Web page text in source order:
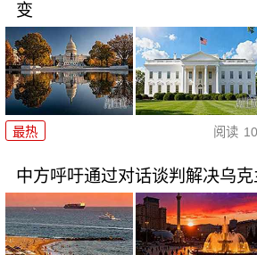
变
最热 阅读
中方呼吁通过对话谈判解决乌